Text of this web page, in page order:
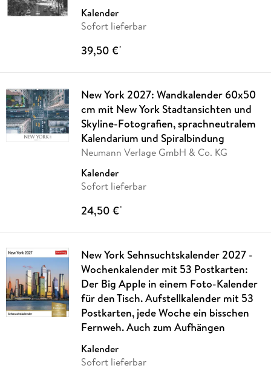
Kalender
Sofort lieferbar
39,50 €*
New York 2027: Wandkalender 60x50
cm mit New York Stadtansichten und
Skyline-Fotografien, sprachneutralem
Kalendarium und Spiralbindung
Neumann Verlage GmbH & Co. KG
Kalender
Sofort lieferbar
24,50 €*
New York Sehnsuchtskalender 2027 -
Wochenkalender mit 53 Postkarten:
Der Big Apple in einem Foto-Kalender
für den Tisch. Aufstellkalender mit 53
Postkarten, jede Woche ein bisschen
Fernweh. Auch zum Aufhängen
Kalender
Sofort lieferbar